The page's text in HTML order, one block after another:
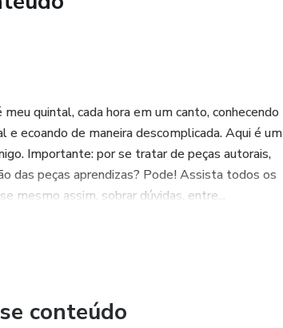
quintal, cada hora em um canto, conhecendo
ecoando de maneira descomplicada. Aqui é um
Importante: por se tratar de peças autorais,
das peças aprendizas? Pode! Assista todos os
mesmo assim, sobrar dúvidas, entre...
conteúdo